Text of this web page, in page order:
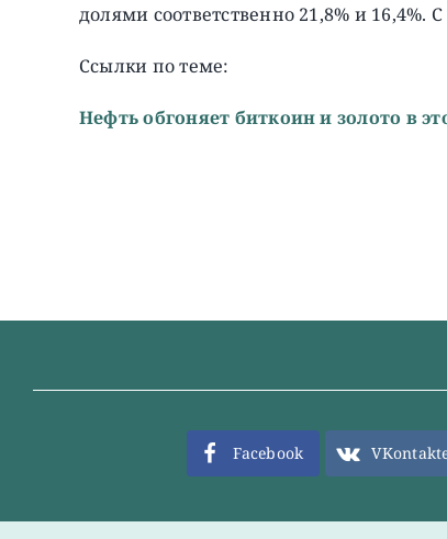
долями соответственно 21,8% и 16,4%.
Ссылки по теме:
Нефть обгоняет биткоин и золото в
Facebook